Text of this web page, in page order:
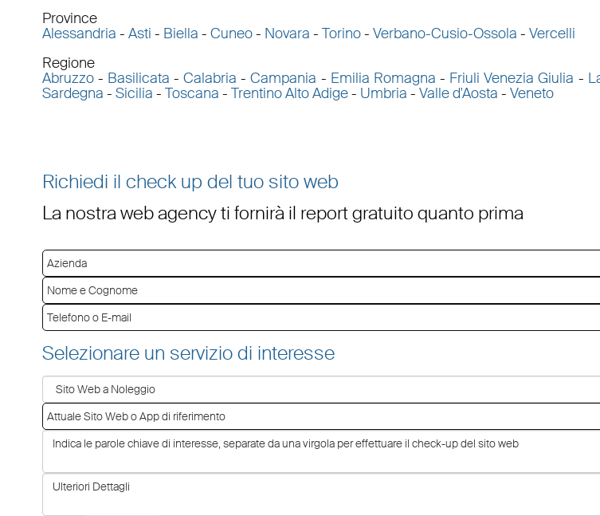
Province
Alessandria - Asti - Biella - Cuneo- Novara - Torino- Verbano-Cusio-Ossola - Vercelli
Regione
Abruzzo- Basilicata -Calabria -Campania - Emilia Romagna - Friuli Venezia Giulia -
Sardegna - Sicilia - Toscana - Trentino Alto Adige- Umbria - Valle d'Aosta - Veneto
Richiedi il check up del tuo sito web
La nostra web agency ti fornirà il report gratuito quanto prima
Selezionare un servizio di interesse